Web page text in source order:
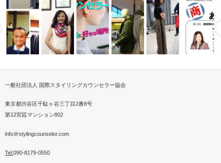
セラ…する【脱おじ…
ア
ーソナルス…
一般社団法人 国際スタイリングカウンセラー協会
東京都渋谷区千駄ヶ谷三丁目2番8号
第12宮廷マンション802
info＠stylingcounselor.com
Tel:090-8179-0550